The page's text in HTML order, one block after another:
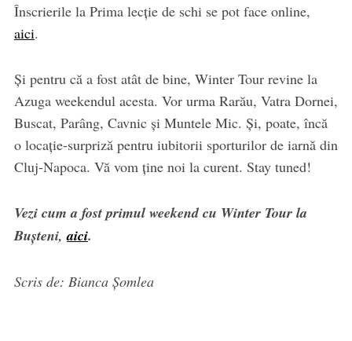
Înscrierile la Prima lecție de schi se pot face online,
aici.
Și pentru că a fost atât de bine, Winter Tour revine la
Azuga weekendul acesta. Vor urma Rarău, Vatra Dornei,
Buscat, Parâng, Cavnic și Muntele Mic. Și, poate, încă
o locație-surpriză pentru iubitorii sporturilor de iarnă din
Cluj-Napoca. Vă vom ține noi la curent. Stay tuned!
Vezi cum a fost primul weekend cu Winter Tour la
Bușteni,aici.
Scris de: Bianca Șomlea